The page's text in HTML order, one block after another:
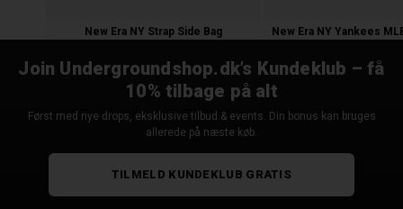
New Era NY Strap Side Bag
Join Undergroundshop.dk’s Kundeklub – få
10% tilbage på alt
Først med nye drops, eksklusive tilbud & events. Din bonus kan bruges
allerede på næste køb.
TILMELD KUNDEKLUB GRATIS